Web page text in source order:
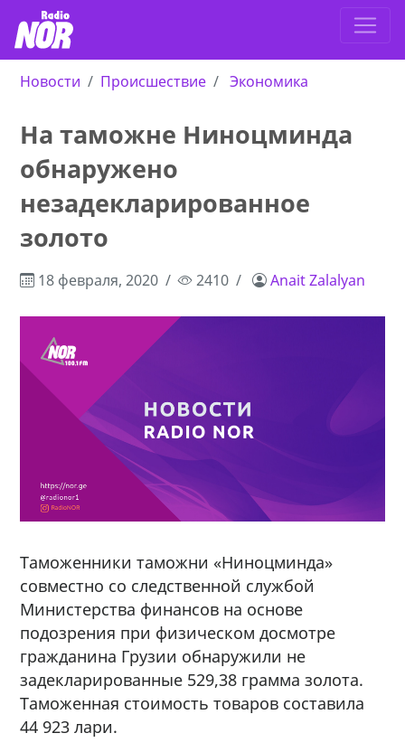
Новости Происшествие Экономика
На таможне Ниноцминда
обнаружено
незадекларированное
золото
18 февраля, 2020 2410 Anait Zalalyan
Таможенники таможни «Ниноцминда»
совместно со следственной службой
Министерства финансов на основе
подозрения при физическом досмотре
гражданина Грузии обнаружили не
задекларированные 529,38 грамма золота.
Таможенная стоимость товаров составила
44 923 лари.